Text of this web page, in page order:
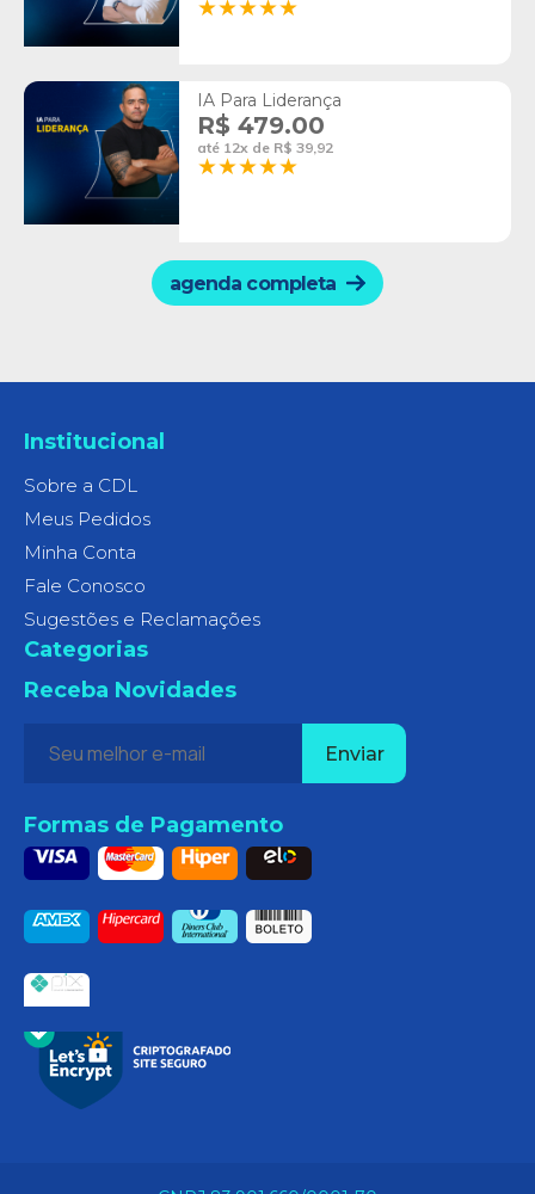
IA Para Liderança
R$ 479.00
até 12x de R$ 39,92
agenda completa
Institucional
Sobre a CDL
Meus Pedidos
Minha Conta
Fale Conosco
Sugestões e Reclamações
Categorias
Receba Novidades
Formas de Pagamento